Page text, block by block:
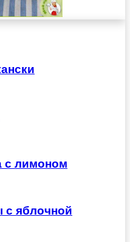
с лимоном
с яблочной